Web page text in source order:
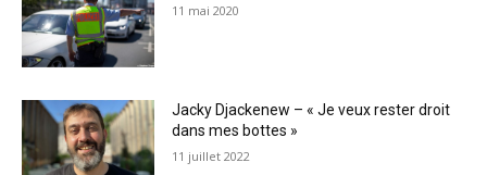
11 mai 2020
Jacky Djackenew – « Je veux rester droit
dans mes bottes »
11 juillet 2022